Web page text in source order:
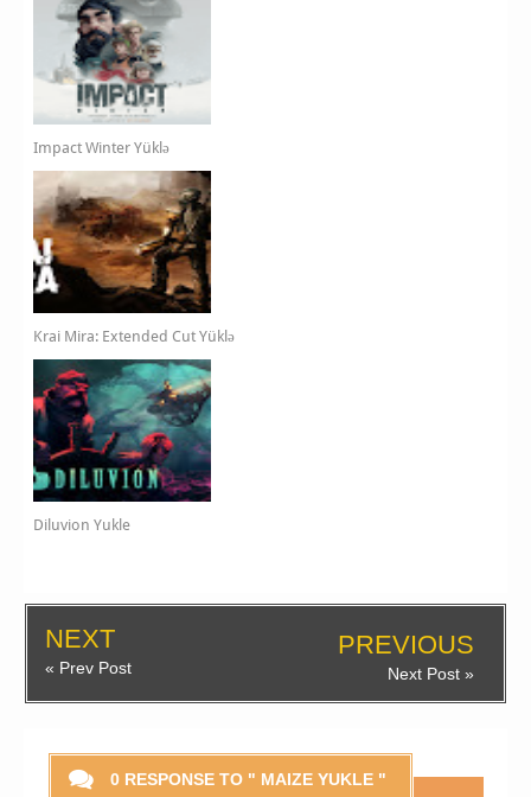
Impact Winter Yüklə
Krai Mira: Extended Cut Yüklə
Diluvion Yukle
NEXT
« Prev Post
PREVIOUS
Next Post »
0 RESPONSE TO " MAIZE YUKLE "